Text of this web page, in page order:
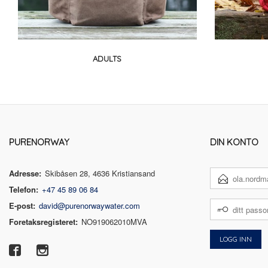
ADULTS
PURENORWAY
Adresse: Skibåsen 28, 4636 Kristiansand
Telefon: +47 45 89 06 84
E-post: david@purenorwaywater.com
Foretaksregisteret: NO919062010MVA
DIN KONTO
POSTADRESSE
PASSORD